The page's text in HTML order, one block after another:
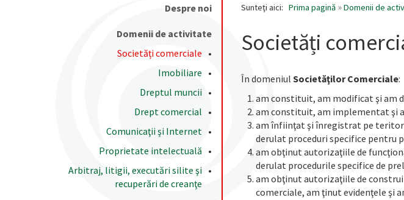
navigation
Despre noi
Domenii de activitate
Societăți comerciale
Imobiliare
Dreptul muncii
Drept comercial
Comunicaţii şi Internet
Proprietate intelectuală
Arbitraj, litigii, executări silite şi
recuperări de creanţe
Sunteţi aici: Prima pagină Domenii de
Societăți
În domeniul Societăţilor Comerciale:
am constituit, am modificat şi am
am constituit, am implementat şi
am înfiinţat şi înregistrat pe
derulat proceduri specifice pentru
am obţinut autorizaţiile de
derulat procedurile specifice de
am obţinut autorizaţiile de
comerciale, am ţinut evidenţele şi